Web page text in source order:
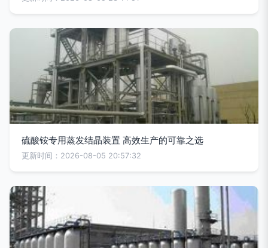
硫酸铵专用蒸发结晶装置 高效生产的可靠之选
更新时间：2026-08-05 20:57:32